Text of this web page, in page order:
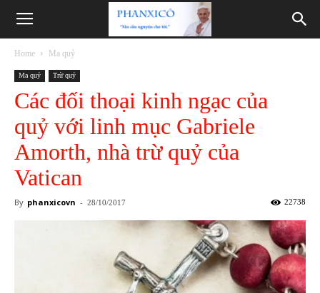
Phanxicô
Home Ma quỷ
Ma quỷ Trừ quỷ
Các đối thoại kinh ngạc của
quỷ với linh mục Gabriele
Amorth, nhà trừ quỷ của
Vatican
By phanxicovn - 28/10/2017 22738